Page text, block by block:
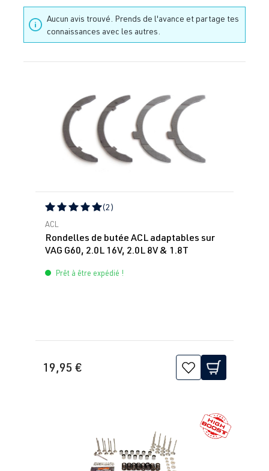
Aucun avis trouvé. Prends de l'avance et partage tes
connaissances avec les autres.
Note moyenne de 5 sur 5 étoiles
(2)
ACL
Rondelles de butée ACL adaptables sur
VAG G60, 2.0L 16V, 2.0L 8V & 1.8T
Prêt à être expédié !
19,95 €